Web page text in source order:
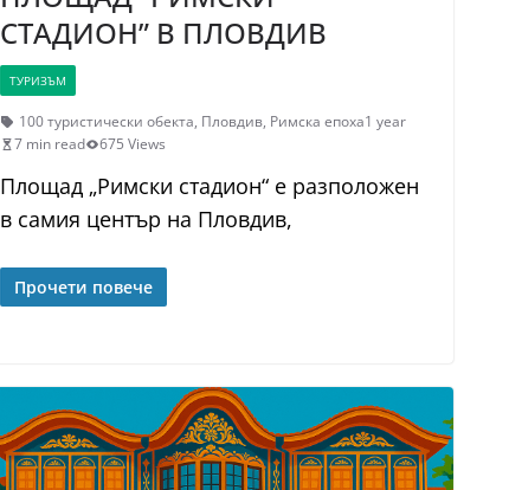
СТАДИОН” В ПЛОВДИВ
ТУРИЗЪМ
100 туристически обекта, Пловдив, Римска епоха1 year
7 min read
675 Views
Площад „Римски стадион“ е разположен
в самия център на Пловдив,
Прочети повече